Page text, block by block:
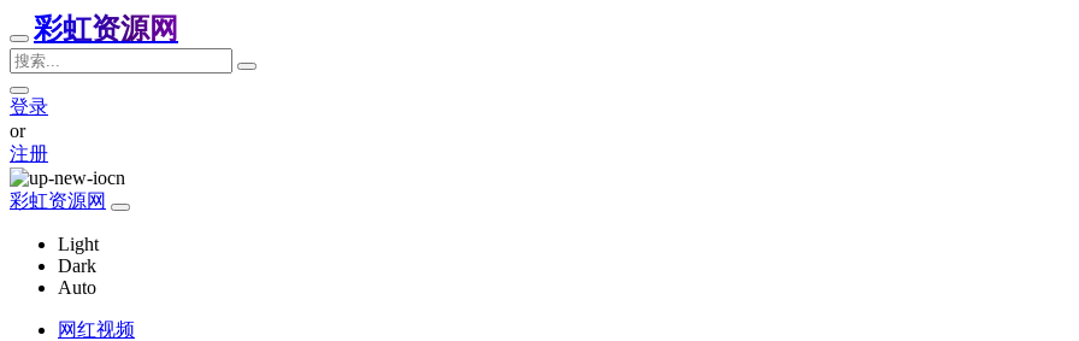
彩虹资源网
登录
or
注册
彩虹资源网
Light
Dark
Auto
网红视频